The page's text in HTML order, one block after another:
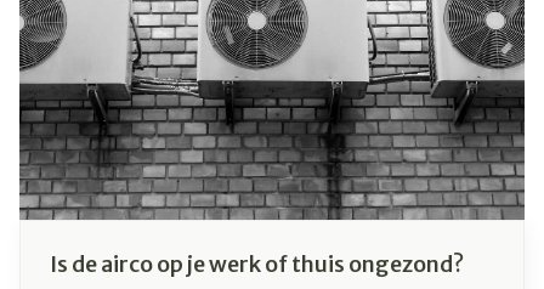
of moet geven, mag dit achterwege laten. In dat
type voeding zit er namelijk genoeg vitamine K.
Is de airco op je werk of thuis ongezond?